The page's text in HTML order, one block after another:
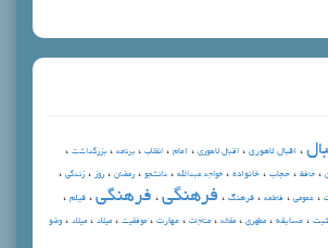
، اقبال لاهوري ، اقبال لاهوری ، امام ، انقلاب ، برنامه ، بزرگداشت ،
، حافظ ، حجاب ، خانواده ، خواجه عبدالله ، دانشجو ، رمضان ، روز ، زندگي ،
، عمومي ، فاطمه ، فرهنگ ، فرهنگي ، فرهنگی ، فيلم ،
، مسابقه ، مطهري ، مقاله ، مناجات ، مهارت ، موفقيت ، ميلاد ، میلاد ، وضو